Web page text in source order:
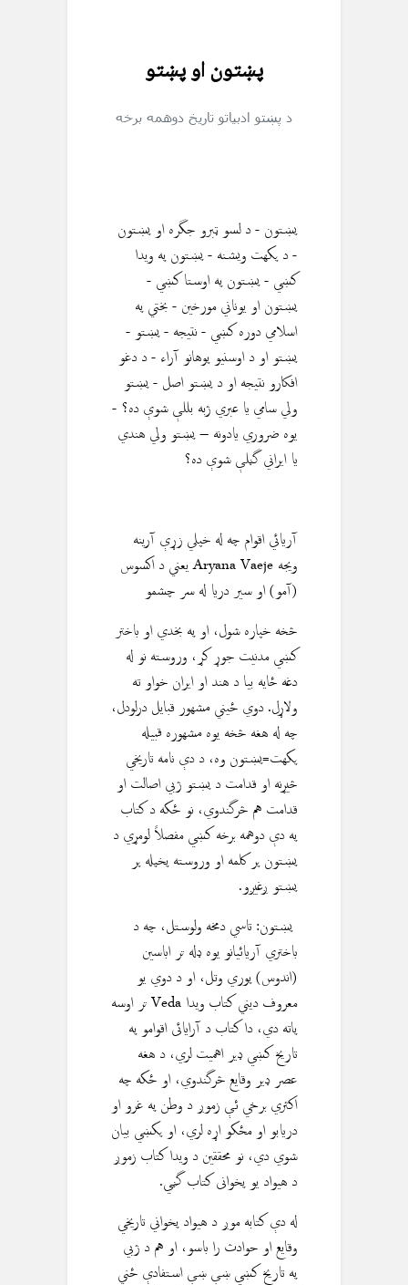
پښتون او پښتو
د پښتو ادبیاتو تاریخ دوهمه برخه
پښتون - د لسو ټبرو جگره او پښتون
- د پکهت ویشنه - پښتون په ویدا
کښي - پښتون په اوستا کښي -
پښتون او يوناني مورخين - بختي په
اسلامي دوره کښي - نتيجه - پښتو -
پښتو او د اوسنيو پوهانو آراء - د دغو
افکارو نتیجه او د پښتو اصل - پښتو
ولي سامي يا عبري ژبه بللې شوې ده؟ -
يوه ضروري يادونه – پښتو ولي هندي
يا ايراني گڼلې شوې ده؟
آريائي اقوام چه له خپلي زړې آرينه
ويجه Aryana Vaeje يعني د اكسوس
(آمو) او سیر دريا له سر چشمو
څخه خپاره شول، او په بخدي او باختر
کښي مدنيت جوړ کړ، وروسته نو له
دغه ځايه بيا د هند او ايران خواو ته
ولاړل. دوي ځيني مشهور قبایل درلودل،
چه له هغه څخه يوه مشهوره قبیله
پکهت=پښتون وه، د دې نامه تاريخي
څيړنه او قدامت د پښتو ژبي اصالت او
قدامت هم څرگندوي، نو ځکه د کتاب
په دې دوهمه برخه کښي مفصلاً لومړي د
پښتون پر کلمه او وروسته پخپله پر
پښتو ږغیږو.
پښتون: تاسي دمخه ولوستل، چه د
باختري آریائیانو یوه ډله تر اباسین
(اندوس) پوري وتل، او د دوي يو
معروف ديني كتاب ويدا Veda تر اوسه
پاته دي، دا کتاب د آرایائی اقوامو په
تاريخ کښي ډیر اهميت لري، د هغه
عصر ډير وقايع څرگندوي، او ځکه چه
اکثري برخي ئې زموږ د وطن په غرو او
دريابو او مځکو اړه لري، او پکښي بيان
شوي دي، نو محققين د ويدا کتاب زموږ
د هیواد یو پخوانی کتاب گڼي.
له دې كتابه موږ د هیواد پخواني تاريخي
وقایع او حوادث را باسو، او هم د ژبي
په تاريخ کښي ښې ښې استفادې ځني